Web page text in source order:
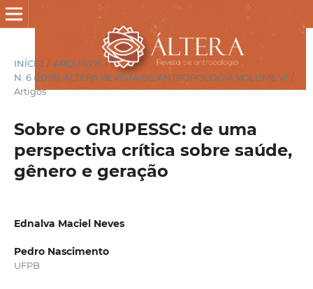
INÍCIO / ARQUIVOS /
N. 6 (2018): ÁLTERA REVISTA DE ANTROPOLOGIA VOLUME VI /
Artigos
Sobre o GRUPESSC: de uma
perspectiva crítica sobre saúde,
gênero e geração
Ednalva Maciel Neves
Pedro Nascimento
UFPB